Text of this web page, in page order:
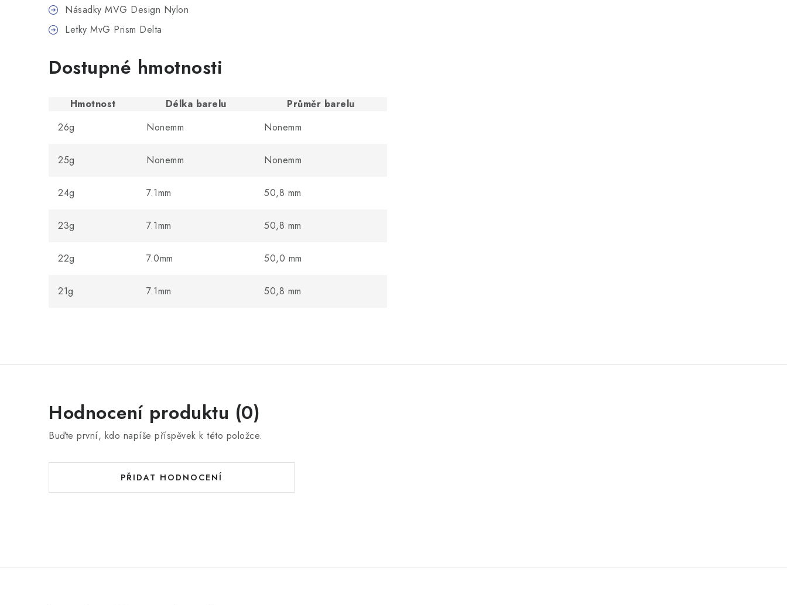
Násadky MVG Design Nylon
Letky MvG Prism Delta
Dostupné hmotnosti
Hmotnost Délka barelu
Průměr barelu
26g
Nonemm Nonemm
25g Nonemm Nonemm
24g 7.1mm 50,8 mm
23g 7.1mm 50,8 mm
22g 7.0mm 50,0 mm
21g 7.1mm 50,8 mm
Hodnocení produktu (0)
Buďte první, kdo napíše příspěvek k této položce.
PŘIDAT HODNOCENÍ